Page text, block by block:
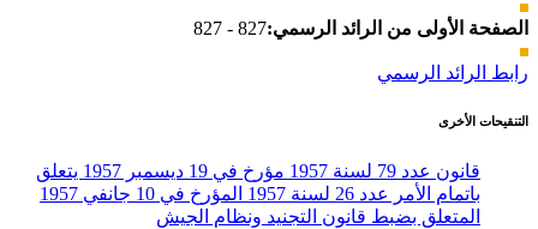
الصفحة الأولى من الرائد الرسمي:827 - 827
رابط الرائد الرسمي
التنقيحات الأخرى
قانون عدد 79 لسنة 1957 مؤرخ في 19 ديسمبر 1957 يتعلق
باتمام الأمر عدد 26 لسنة 1957 المؤرخ في 10 جانفي 1957
المتعلق بضبط قانون التجنيد ونظام الجيش